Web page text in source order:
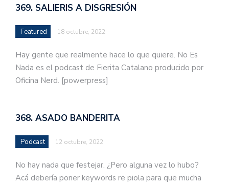
369. SALIERIS A DISGRESIÓN
Featured 18 octubre, 2022
Hay gente que realmente hace lo que quiere. No Es
Nada es el podcast de Fierita Catalano producido por
Oficina Nerd. [powerpress]
368. ASADO BANDERITA
Podcast 12 octubre, 2022
No hay nada que festejar. ¿Pero alguna vez lo hubo?
Acá debería poner keywords re piola para que mucha